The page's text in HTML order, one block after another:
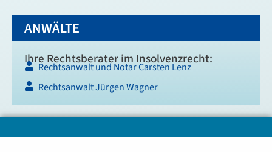
ANWÄLTE
Ihre Rechtsberater im Insolvenzrecht:
Rechtsanwalt und Notar Carsten Lenz
Rechtsanwalt Jürgen Wagner